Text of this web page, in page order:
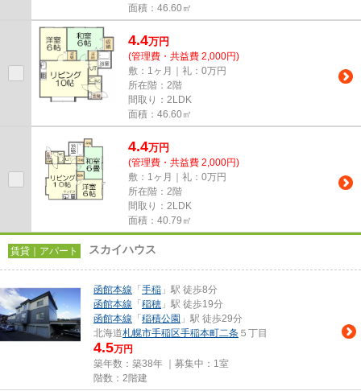
面積：46.60㎡
4.4万円
(管理費・共益費 2,000円)
敷：1ヶ月｜礼：0万円
所在階：2階
間取り：2LDK
面積：46.60㎡
4.4万円
(管理費・共益費 2,000円)
敷：1ヶ月｜礼：0万円
所在階：2階
間取り：2LDK
面積：40.79㎡
賃貸｜アパート スカイハウス
函館本線 「 手稲 」駅 徒歩8分
函館本線 「 稲穂 」駅 徒歩19分
函館本線 「 稲積公園 」駅 徒歩29分
北海道札幌市手稲区手稲本町二条 ５丁目
4.5万円
築年数：築38年 ｜募集中： 1室
階数：2階建